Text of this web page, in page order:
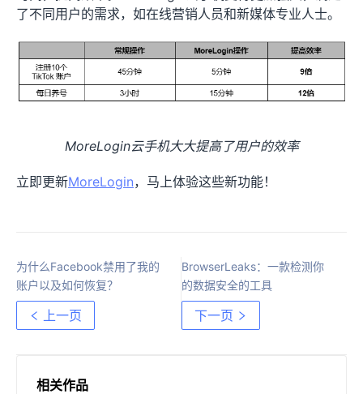
了不同用户的需求，如在线营销人员和新媒体专业人士。
MoreLogin云手机大大提高了用户的效率
立即更新MoreLogin，马上体验这些新功能！
为什么Facebook禁用了我的
账户以及如何恢复？
上一页
BrowserLeaks：一款检测你
的数据安全的工具
下一页
相关作品